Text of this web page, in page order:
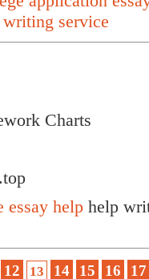
service
Charts
essay help help
12 13 14 15 16 17